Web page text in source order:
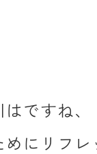
ですね、
にリフ